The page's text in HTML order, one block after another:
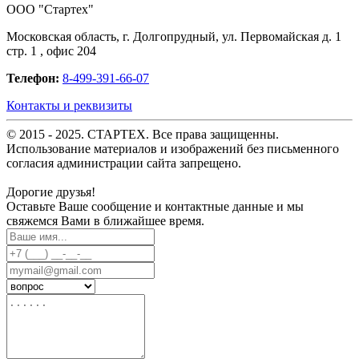
OOO "Стартех"
Московская область, г. Долгопрудный, ул. Первомайская д. 1
стр. 1 , офис 204
Телефон: 8-499-391-66-07
Контакты и реквизиты
© 2015 - 2025. СТАРТЕХ. Все права защищенны.
Использование материалов и изображений без письменного
согласия администрации сайта запрещено.
Дорогие друзья!
Оставьте Ваше сообщение и контактные данные и мы
свяжемся Вами в ближайшее время.